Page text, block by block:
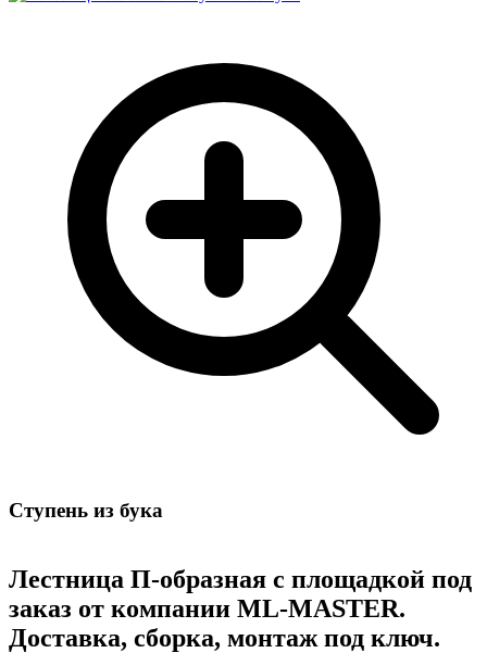
Cтупень из бука
Лестница П-образная с площадкой под
заказ от компании ML-MASTER.
Доставка, сборка, монтаж под ключ.